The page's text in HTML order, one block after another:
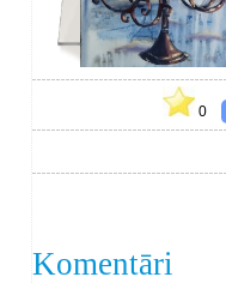
0
Komentāri